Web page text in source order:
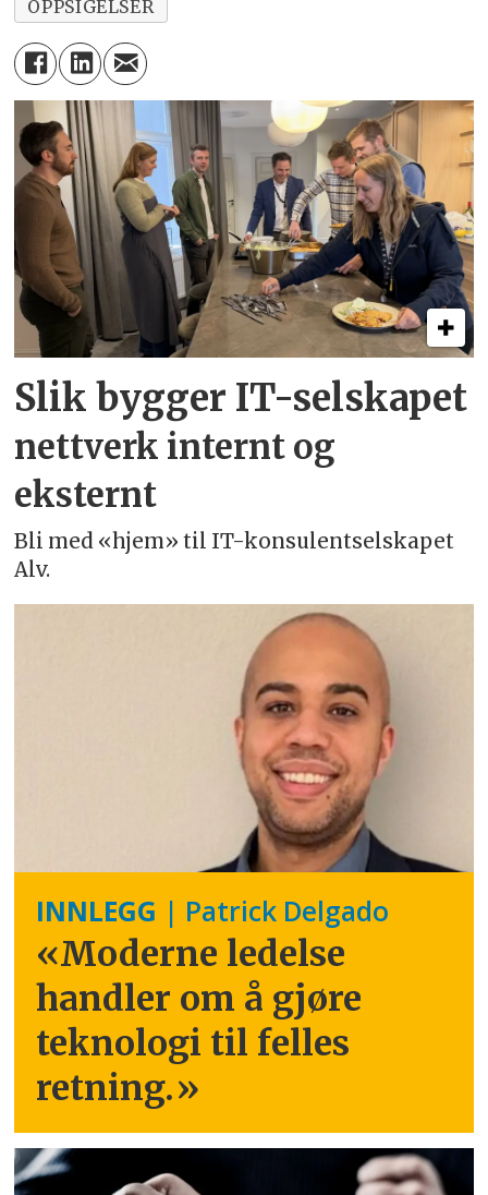
OPPSIGELSER
Slik bygger IT-selskapet
nettverk internt og
eksternt
Bli med «hjem» til IT-konsulentselskapet
Alv.
INNLEGG | Patrick Delgado
«Moderne ledelse
handler om å gjøre
teknologi til felles
retning.»